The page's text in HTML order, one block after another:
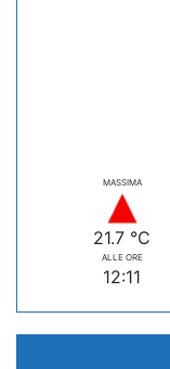
MASSIMA
21.7 °C
ALLE ORE
12:11